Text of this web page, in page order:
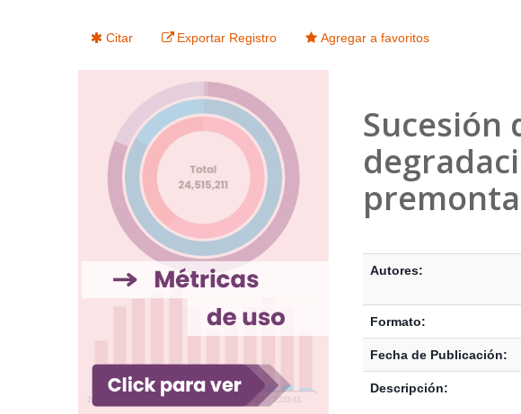
Citar Exportar Registro Agregar a favoritos
Sucesión
Autores:
Formato:
Fecha de Publicación:
Descripción: